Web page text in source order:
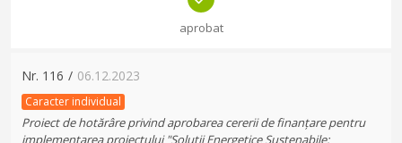
aprobat
Nr. 116 / 06.12.2023
Caracter individual
Proiect de hotărâre privind aprobarea cererii de finanțare pentru
implementarea proiectului "Soluții Energetice Sustenabile: